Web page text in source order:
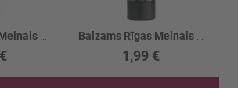
1,99 €